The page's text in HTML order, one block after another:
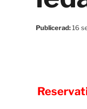
Publicerad:16